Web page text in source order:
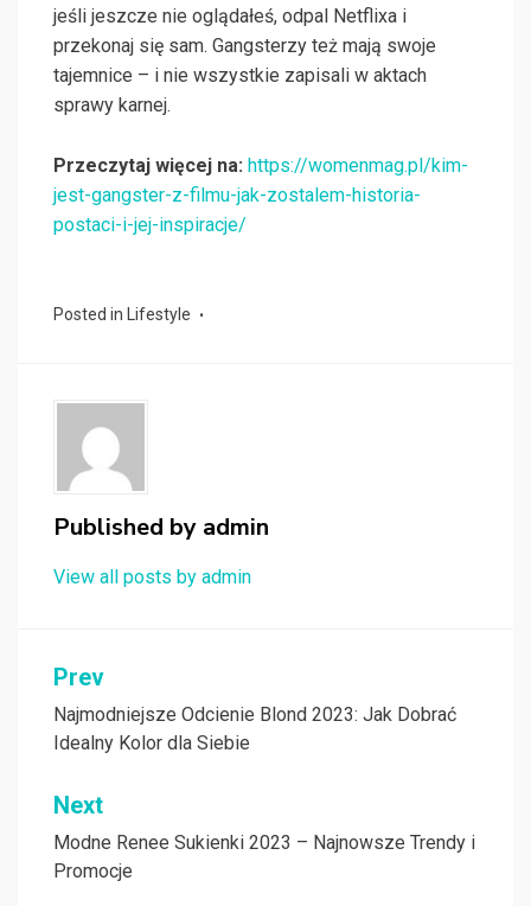
jeśli jeszcze nie oglądałeś, odpal Netflixa i
przekonaj się sam. Gangsterzy też mają swoje
tajemnice – i nie wszystkie zapisali w aktach
sprawy karnej.
Przeczytaj więcej na: https://womenmag.pl/kim-
jest-gangster-z-filmu-jak-zostalem-historia-
postaci-i-jej-inspiracje/
Posted in Lifestyle
Published by admin
View all posts by admin
Nawigacja
wpisu
Prev
Najmodniejsze Odcienie Blond 2023: Jak Dobrać
Idealny Kolor dla Siebie
Next
Modne Renee Sukienki 2023 – Najnowsze Trendy i
Promocje